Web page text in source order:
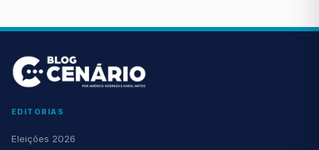
EDITORIAS
Eleições 2026